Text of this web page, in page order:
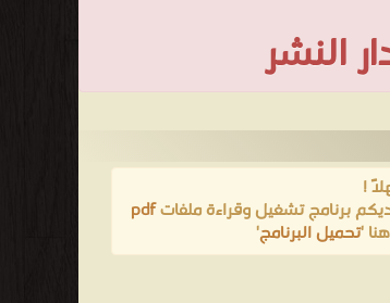
النشر
!
برنامج تشغيل وقراءة ملفاتpdf
'تحميل البرنامج'